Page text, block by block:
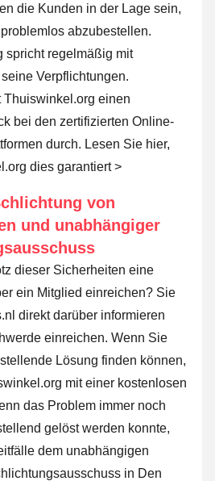
die Kunden in der Lage sein,
abzubestellen.
spricht regelmäßig mit
Verpflichtungen.
Thuiswinkel.org einen
bei den zertifizierten Online-
durch. Lesen Sie hier,
dies garantiert >
von
und unabhängiger
dieser Sicherheiten eine
ein Mitglied einreichen? Sie
direkt darüber informieren
einreichen. Wenn Sie
Lösung finden können,
mit einer kostenlosen
das Problem immer noch
gelöst werden konnte,
dem unabhängigen
in Den